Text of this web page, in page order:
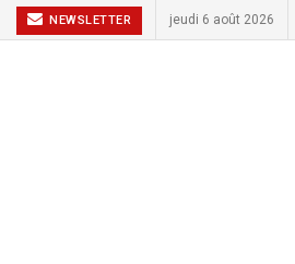
NEWSLETTER jeudi 6 août 2026